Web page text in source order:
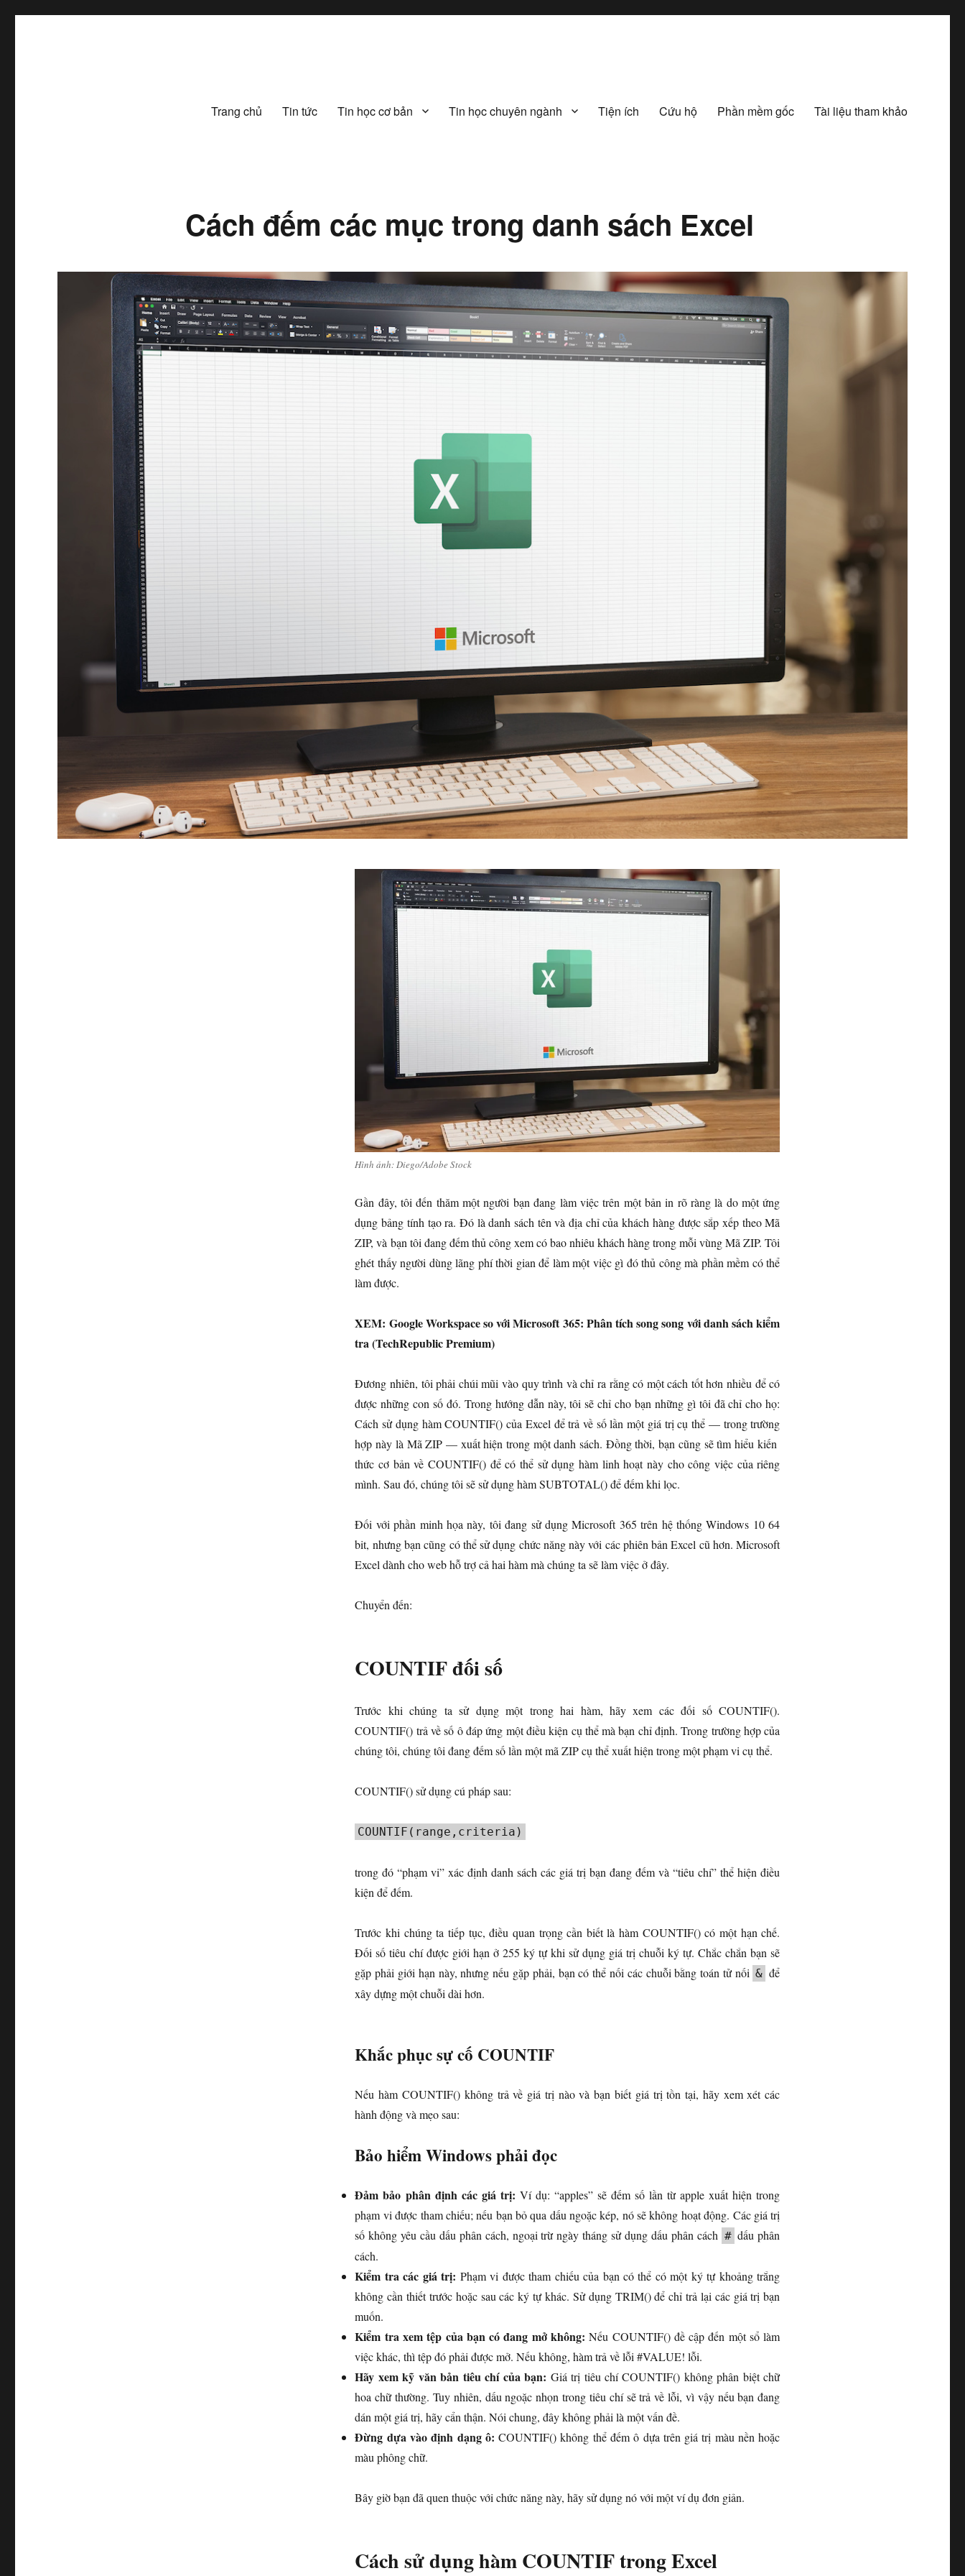
Trang chủ Tin tức Tin học cơ bản Tin học chuyên ngành Tiện ích Cứu hộ Phần mềm gốc Tài liệu tham khảo
Cách đếm các mục trong danh sách Excel
Hình ảnh: Diego/Adobe Stock
Gần đây, tôi đến thăm một người bạn đang làm việc trên một bản in rõ ràng là do một ứng
dụng bảng tính tạo ra. Đó là danh sách tên và địa chỉ của khách hàng được sắp xếp theo Mã
ZIP, và bạn tôi đang đếm thủ công xem có bao nhiêu khách hàng trong mỗi vùng Mã ZIP. Tôi
ghét thấy người dùng lãng phí thời gian để làm một việc gì đó thủ công mà phần mềm có thể
làm được.
XEM: Google Workspace so với Microsoft 365: Phân tích song song với danh sách kiểm
tra (TechRepublic Premium)
Đương nhiên, tôi phải chúi mũi vào quy trình và chỉ ra rằng có một cách tốt hơn nhiều để có
được những con số đó. Trong hướng dẫn này, tôi sẽ chỉ cho bạn những gì tôi đã chỉ cho họ:
Cách sử dụng hàm COUNTIF() của Excel để trả về số lần một giá trị cụ thể — trong trường
hợp này là Mã ZIP — xuất hiện trong một danh sách. Đồng thời, bạn cũng sẽ tìm hiểu kiến ​​
thức cơ bản về COUNTIF() để có thể sử dụng hàm linh hoạt này cho công việc của riêng
mình. Sau đó, chúng tôi sẽ sử dụng hàm SUBTOTAL() để đếm khi lọc.
Đối với phần minh họa này, tôi đang sử dụng Microsoft 365 trên hệ thống Windows 10 64
bit, nhưng bạn cũng có thể sử dụng chức năng này với các phiên bản Excel cũ hơn. Microsoft
Excel dành cho web hỗ trợ cả hai hàm mà chúng ta sẽ làm việc ở đây.
Chuyển đến:
COUNTIF đối số
Trước khi chúng ta sử dụng một trong hai hàm, hãy xem các đối số COUNTIF().
COUNTIF() trả về số ô đáp ứng một điều kiện cụ thể mà bạn chỉ định. Trong trường hợp của
chúng tôi, chúng tôi đang đếm số lần một mã ZIP cụ thể xuất hiện trong một phạm vi cụ thể.
COUNTIF() sử dụng cú pháp sau:
COUNTIF(range,criteria)
trong đó “phạm vi” xác định danh sách các giá trị bạn đang đếm và “tiêu chí” thể hiện điều
kiện để đếm.
Trước khi chúng ta tiếp tục, điều quan trọng cần biết là hàm COUNTIF() có một hạn chế.
Đối số tiêu chí được giới hạn ở 255 ký tự khi sử dụng giá trị chuỗi ký tự. Chắc chắn bạn sẽ
gặp phải giới hạn này, nhưng nếu gặp phải, bạn có thể nối các chuỗi bằng toán tử nối & để
xây dựng một chuỗi dài hơn.
Khắc phục sự cố COUNTIF
Nếu hàm COUNTIF() không trả về giá trị nào và bạn biết giá trị tồn tại, hãy xem xét các
hành động và mẹo sau:
Bảo hiểm Windows phải đọc
Đảm bảo phân định các giá trị: Ví dụ: “apples” sẽ đếm số lần từ apple xuất hiện trong
phạm vi được tham chiếu; nếu bạn bỏ qua dấu ngoặc kép, nó sẽ không hoạt động. Các giá trị
số không yêu cầu dấu phân cách, ngoại trừ ngày tháng sử dụng dấu phân cách # dấu phân
cách.
Kiểm tra các giá trị: Phạm vi được tham chiếu của bạn có thể có một ký tự khoảng trắng
không cần thiết trước hoặc sau các ký tự khác. Sử dụng TRIM() để chỉ trả lại các giá trị bạn
muốn.
Kiểm tra xem tệp của bạn có đang mở không: Nếu COUNTIF() đề cập đến một sổ làm
việc khác, thì tệp đó phải được mở. Nếu không, hàm trả về lỗi #VALUE! lỗi.
Hãy xem kỹ văn bản tiêu chí của bạn: Giá trị tiêu chí COUNTIF() không phân biệt chữ
hoa chữ thường. Tuy nhiên, dấu ngoặc nhọn trong tiêu chí sẽ trả về lỗi, vì vậy nếu bạn đang
dán một giá trị, hãy cẩn thận. Nói chung, đây không phải là một vấn đề.
Đừng dựa vào định dạng ô: COUNTIF() không thể đếm ô dựa trên giá trị màu nền hoặc
màu phông chữ.
Bây giờ bạn đã quen thuộc với chức năng này, hãy sử dụng nó với một ví dụ đơn giản.
Cách sử dụng hàm COUNTIF trong Excel